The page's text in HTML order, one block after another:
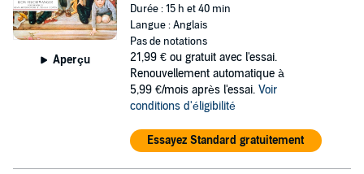
Aperçu
Durée : 15 h et 40 min
Langue : Anglais
Pas de notations
21,99 € ou gratuit avec l'essai.
Renouvellement automatique à
5,99 €/mois après l'essai. Voir
conditions d'éligibilité
Essayez Standard gratuitement